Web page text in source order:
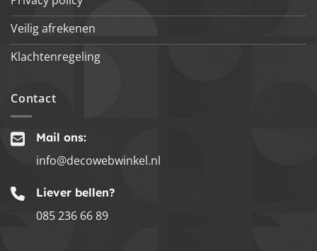
Veilig afrekenen
Klachtenregeling
Contact
Mail ons:
info@decowebwinkel.nl
Liever bellen?
085 236 66 89